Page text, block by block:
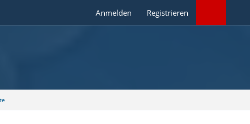
Anmelden Registrieren